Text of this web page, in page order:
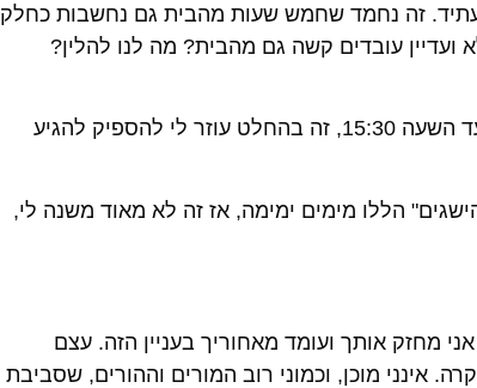
זה נחמד שחמש שעות מהבית גם נחשבות כחלק
עובדים קשה גם מהבית? מה לנו להלין?
2. מודה לך מאוד שאתה מגביל את הלימודים בביה"ס עד השעה 15:30, זה בהחלט עוזר לי להספיק להגיע
הללו מימים ימימה, אז זה לא מאוד משנה לי,
מחזק אותך ועומד מאחוריך בעניין הזה. עצם
אינני מוכן, וכמוני רוב המורים וההורים, שסביבת